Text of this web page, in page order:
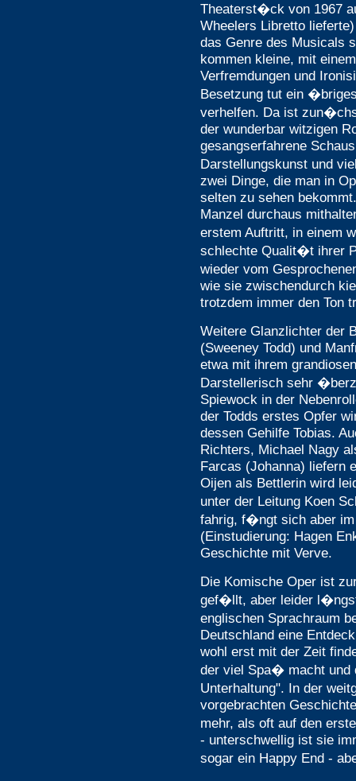
Theaterst�ck von 1967
Wheelers Libretto
das Genre des Musicals
kommen kleine, mit
Verfremdungen und
Besetzung tut ein
verhelfen. Da ist
der wunderbar witzigen
gesangserfahrene
Darstellungskunst und
zwei Dinge, die man in
selten zu sehen
Manzel durchaus
erstem Auftritt, in einem
schlechte Qualit�t ihrer
wieder vom
wie sie zwischendurch
trotzdem immer den Ton
Weitere Glanzlichter der
(Sweeney Todd) und
etwa mit ihrem
Darstellerisch sehr
Spiewock in der
der Todds erstes Opfer
dessen Gehilfe Tobias.
Richters, Michael Nagy
Farcas (Johanna) liefern
Oijen als Bettlerin wird
unter der Leitung Koen
fahrig, f�ngt sich aber im
(Einstudierung: Hagen
Geschichte mit Verve.
Die Komische Oper ist
gef�llt, aber leider
englischen Sprachraum
Deutschland eine
wohl erst mit der Zeit
der viel Spa� macht und
Unterhaltung". In der
vorgebrachten
mehr, als oft auf den
- unterschwellig ist sie
sogar ein Happy End -